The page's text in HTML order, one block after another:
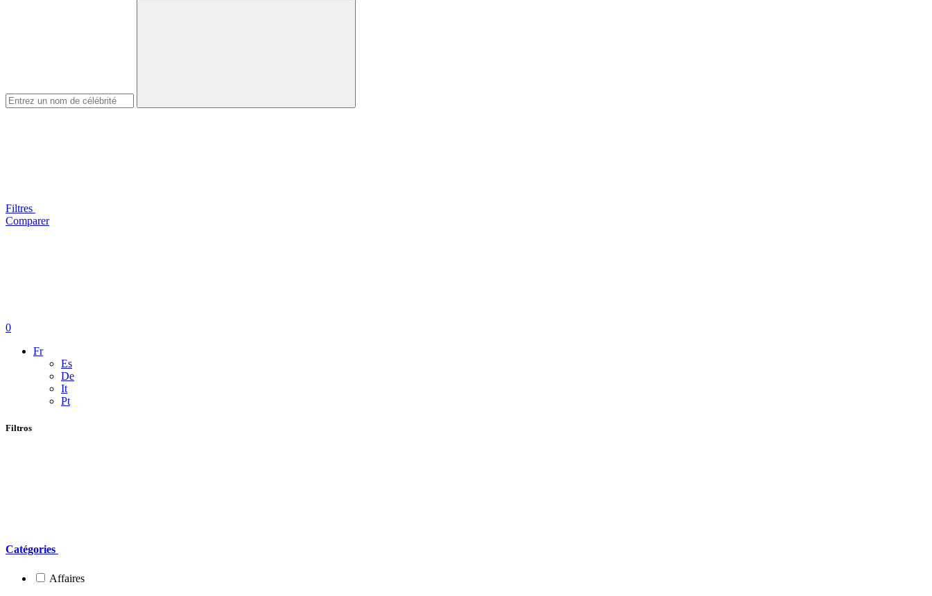
Filtres
Comparer
0
Fr
Es
De
It
Pt
Filtros
Catégories
Affaires